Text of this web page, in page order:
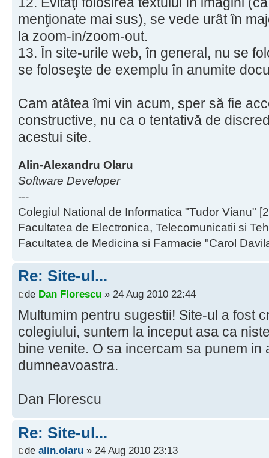
menţionate mai sus), se vede urât în
la zoom-in/zoom-out.
13. În site-urile web, în general, nu se
se foloseşte de exemplu în anumite
Cam atâtea îmi vin acum, sper să fie
constructive, nu ca o tentativă de
acestui site.
Alin-Alexandru Olaru
Software Developer
---
Colegiul National de Informatica "Tudor Vianu"
Facultatea de Electronica, Telecomunicatii si
Facultatea de Medicina si Farmacie "Carol
Re: Site-ul...
de Dan Florescu » 24 Aug 2010 22:44
Multumim pentru sugestii! Site-ul a fost
colegiului, suntem la inceput asa ca
bine venite. O sa incercam sa punem in
dumneavoastra.
Dan Florescu
Re: Site-ul...
de alin.olaru » 24 Aug 2010 23:13